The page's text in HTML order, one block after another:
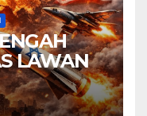
LAWAN